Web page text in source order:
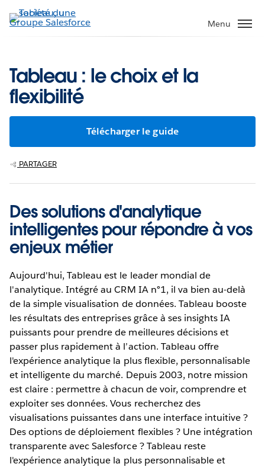
Aller
au
Menu
Tableau : le choix et la
flexibilité
Télécharger le guide
PARTAGER
Des solutions d'analytique
intelligentes pour répondre à vos
enjeux métier
Aujourd'hui, Tableau est le leader mondial de
l'analytique. Intégré au CRM IA n°1, il va bien au-delà
de la simple visualisation de données. Tableau booste
les résultats des entreprises grâce à ses insights IA
puissants pour prendre de meilleures décisions et
passer plus rapidement à l’action. Tableau offre
l'expérience analytique la plus flexible, personnalisable
et intelligente du marché. Depuis 2003, notre mission
est claire : permettre à chacun de voir, comprendre et
exploiter ses données. Vous recherchez des
visualisations puissantes dans une interface intuitive ?
Des options de déploiement flexibles ? Une intégration
transparente avec Salesforce ? Tableau reste
l'expérience analytique la plus personnalisable et